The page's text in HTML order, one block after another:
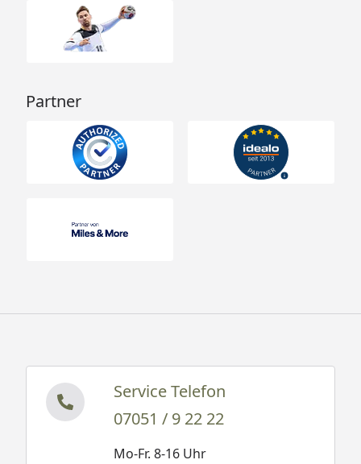
Anbauplattform
Wellenrutsche
Schaukelanker
Flexschaukel
Babyschaukel
Karibu Kinderspielturm Lotti -
Karibu Kinderspielturm Lotti - Kletterwand -
Karibu Kinderspielturm Lotti -
Montageanleitung
Karibu Kinderspielturm Lotti -
Doppelschaukelanbau - Montageanleitung
Anbauplattform - Montageanleitung
Partner
Service Telefon
07051 / 9 22 22
Mo-Fr. 8-16 Uhr